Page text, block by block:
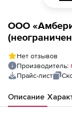
ООО
инструмент
LQA на 1 год),
Нет отзывов
Производитель:
Прайс-лист
Описание